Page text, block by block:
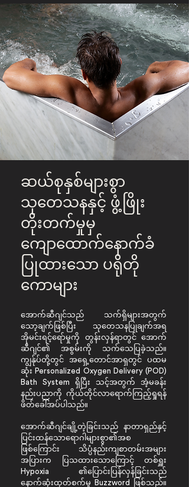
ဆယ်စုနှစ်များစွာ
သုတေသနနှင့် ဖွံ့ဖြိုး
တိုးတက်မှုမှ
ကျောထောက်နောက်ခံ
ပြုထားသော ပရိုတို
ကောများ
အောက်ဆီဂျင်သည် သက်ရှိများအတွက်
သော့ချက်ဖြစ်ပြီး သုတေသနပြုချက်အရ
အိုမင်းရင့်ရော်မှုကို တွန်းလှန်ရာတွင် အောက်
ဆီဂျင်၏ အစွမ်းကို သက်သေပြခဲ့သည်။
ကျွန်ုပ်တို့တွင် အရှေ့တောင်အာရှတွင် ပထမ
ဆုံး Personalized Oxygen Delivery (POD)
Bath System ရှိပြီး သင့်အတွက် အံ့မခန်း
နည်းပညာကို ကိုယ်တိုင်လာရောက်ကြည့်ရှုရန်
ဖိတ်ခေါ်အပ်ပါသည်။
အောက်ဆီဂျင်ချို့တဲ့ခြင်းသည် နာတာရှည်နှင့်
ပြင်းထန်သောရောဂါများစွာ၏အစ
ဖြစ်ကြောင်း သိပ္ပံနည်းကျစာတမ်းအများ
အပြားက ပြသထားသောကြောင့် တစ်ရှူး
Hypoxia ၏ပြောင်းပြန်လှန်ခြင်းသည်
နောက်ဆုံးထုတ်စက်မှု Buzzword ဖြစ်သည်။